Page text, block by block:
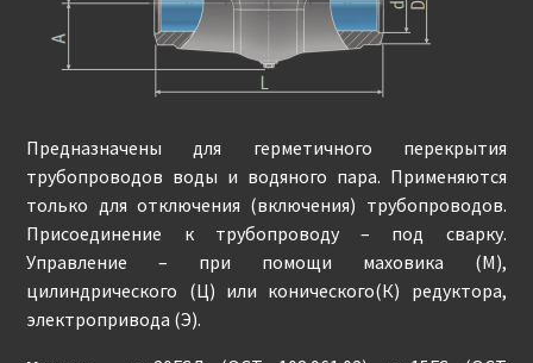
Предназначены для герметичного перекрытия
трубопроводов воды и водяного пара. Применяются
только для отключения (включения) трубопроводов.
Присоединение к трубопроводу – под сварку.
Управление – при помощи маховика (М),
цилиндрического (Ц) или конического(К) редуктора,
электропривода (Э).